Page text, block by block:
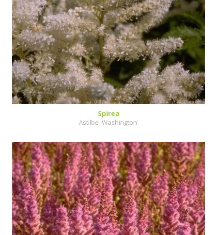
Spirea
Astilbe 'Washington'